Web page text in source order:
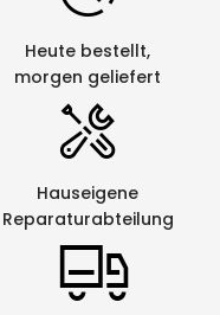
Heute bestellt,
morgen geliefert
Hauseigene
Reparaturabteilung